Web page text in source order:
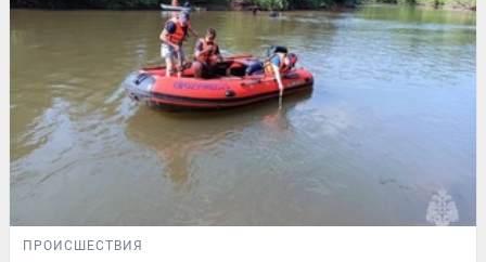
ПРОИСШЕСТВИЯ